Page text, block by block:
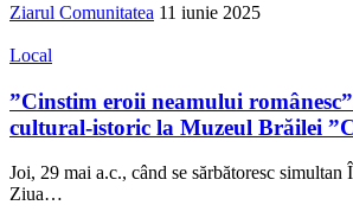
Ziarul Comunitatea 11 iunie 2025
Local
”Cinstim eroii neamului
cultural-istoric la Muzeul Brăilei
Joi, 29 mai a.c., când se sărbătoresc
Ziua…